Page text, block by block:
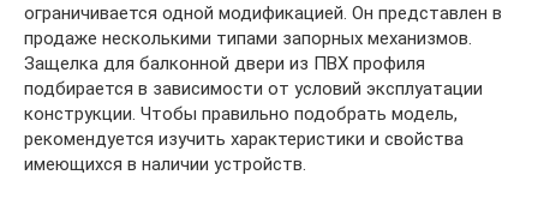
ограничивается одной модификацией. Он представлен в
продаже несколькими типами запорных механизмов.
Защелка для балконной двери из ПВХ профиля
подбирается в зависимости от условий эксплуатации
конструкции. Чтобы правильно подобрать модель,
рекомендуется изучить характеристики и свойства
имеющихся в наличии устройств.